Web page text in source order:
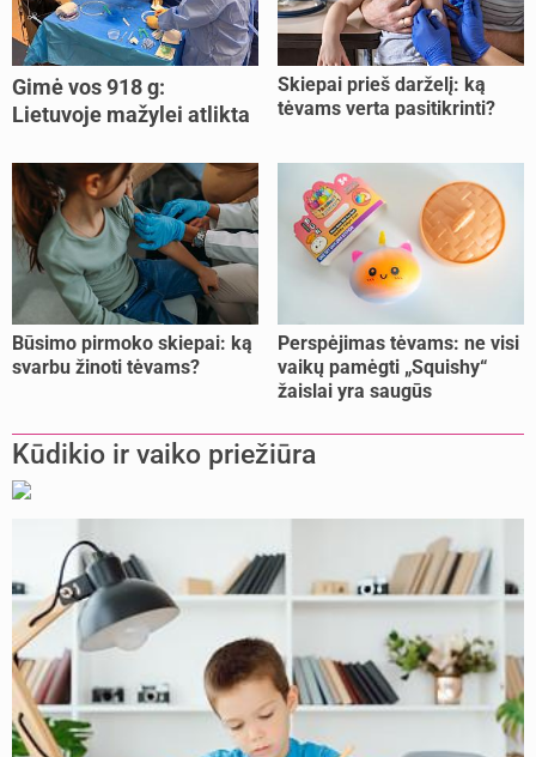
Gimė vos 918 g:
Lietuvoje mažylei atlikta
Skiepai prieš darželį: ką
tėvams verta pasitikrinti?
Būsimo pirmoko skiepai: ką
svarbu žinoti tėvams?
Perspėjimas tėvams: ne visi
vaikų pamėgti „Squishy“
žaislai yra saugūs
Kūdikio ir vaiko priežiūra